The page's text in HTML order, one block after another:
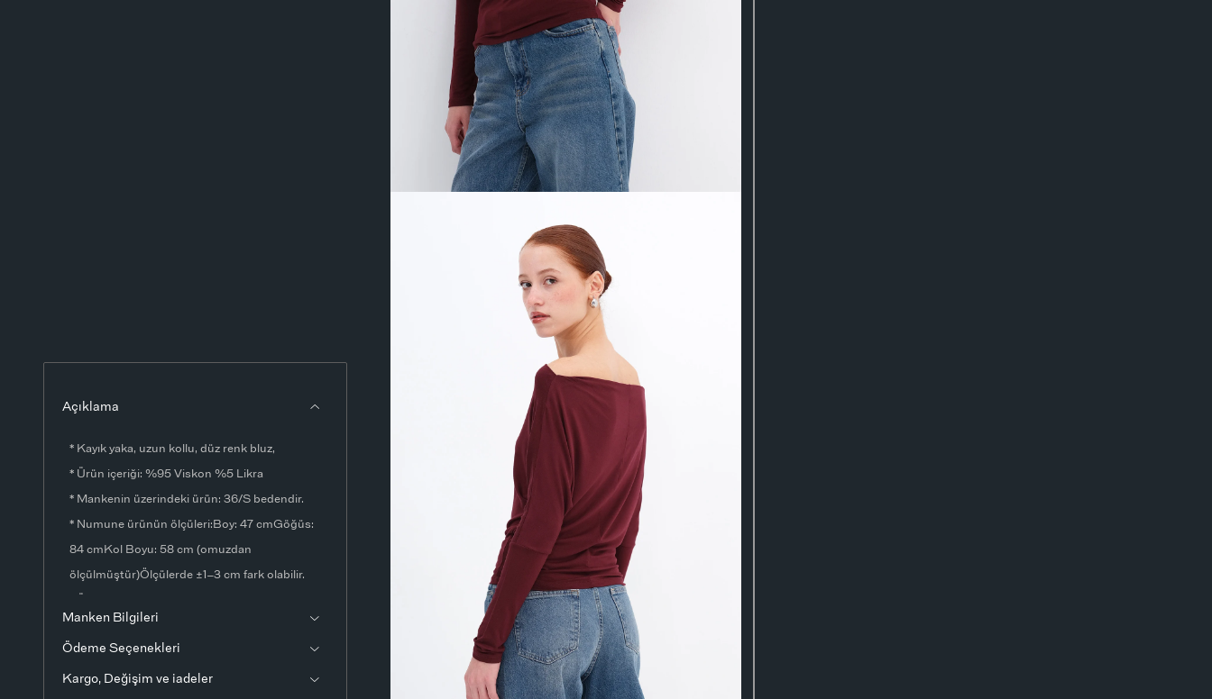
Açıklama
* Kayık yaka, uzun kollu, düz renk bluz,
* Ürün içeriği: %95 Viskon %5 Likra
* Mankenin üzerindeki ürün: 36/S bedendir.
* Numune ürünün ölçüleri:Boy: 47 cmGöğüs:
84 cmKol Boyu: 58 cm (omuzdan
ölçülmüştür)Ölçülerde ±1–3 cm fark olabilir.
çekilmiştir. Işık ve ekran ayarlarından dolayı
renklerde ton farklılıkları görülebilir.
Manken Bilgileri
Ödeme Seçenekleri
Kargo, Değişim ve iadeler